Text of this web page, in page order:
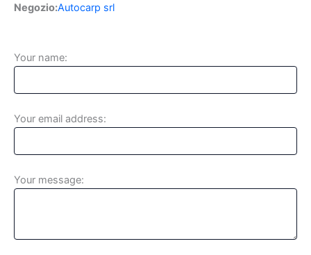
Negozio:Autocarp srl
Your name:
Your email address:
Your message: